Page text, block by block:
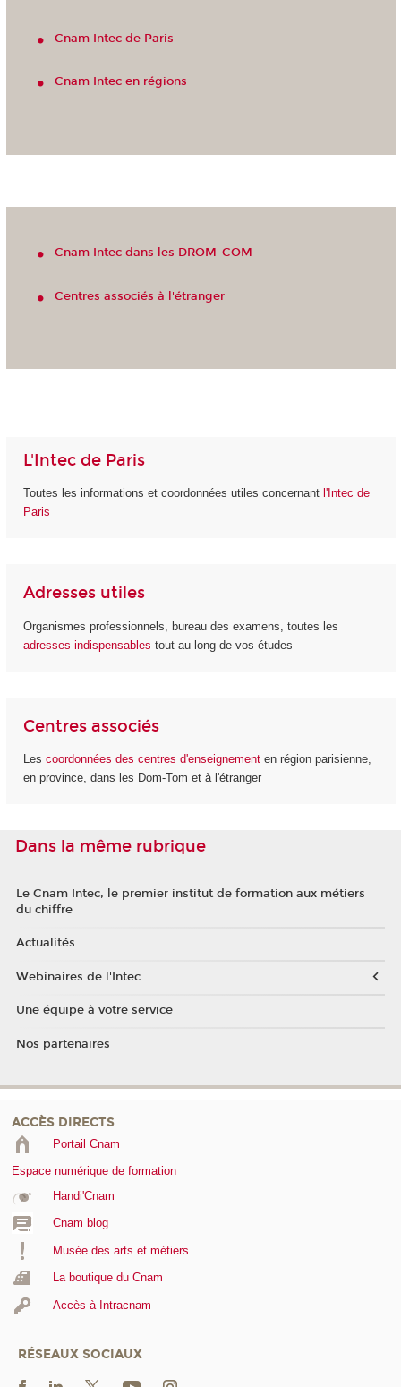
Cnam Intec de Paris
Cnam Intec en régions
Cnam Intec dans les DROM-COM
Centres associés à l'étranger
L'Intec de Paris
Toutes les informations et coordonnées utiles concernant l'Intec de
Paris
Adresses utiles
Organismes professionnels, bureau des examens, toutes les
adresses indispensables tout au long de vos études
Centres associés
Les coordonnées des centres d'enseignement en région parisienne,
en province, dans les Dom-Tom et à l'étranger
Dans la même rubrique
Le Cnam Intec, le premier institut de formation aux métiers
du chiffre
Actualités
Webinaires de l'Intec
Une équipe à votre service
Nos partenaires
ACCÈS DIRECTS
Portail Cnam
Espace numérique de formation
Handi'Cnam
Cnam blog
Musée des arts et métiers
La boutique du Cnam
Accès à Intracnam
RÉSEAUX SOCIAUX